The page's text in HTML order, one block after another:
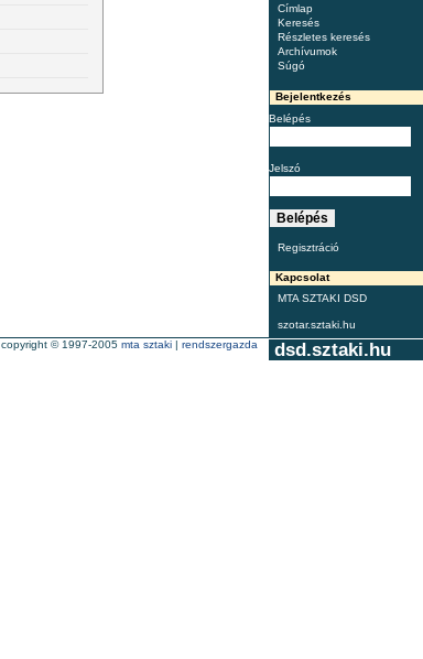
Címlap
Keresés
Részletes keresés
Archívumok
Súgó
Bejelentkezés
Belépés
Jelszó
Regisztráció
Kapcsolat
MTA SZTAKI DSD
szotar.sztaki.hu
dsd.sztaki.hu
copyright © 1997-2005 mta sztaki | rendszergazda